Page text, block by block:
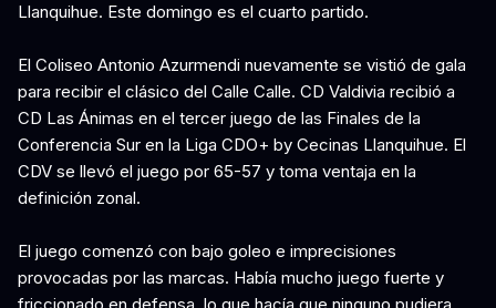
Llanquihue. Este domingo es el cuarto partido.
El Coliseo Antonio Azurmendi nuevamente se vistió de gala
para recibir el clásico del Calle Calle. CD Valdivia recibió a
CD Las Ánimas en el tercer juego de las Finales de la
Conferencia Sur en la Liga CDO+ by Cecinas Llanquihue. El
CDV se llevó el juego por 65-57 y toma ventaja en la
definición zonal.
El juego comenzó con bajo goleo e imprecisiones
provocadas por las marcas. Había mucho juego fuerte y